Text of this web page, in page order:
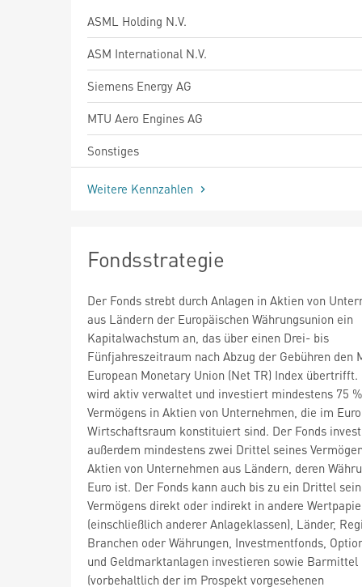
ASML Holding N.V.
ASM International N.V.
Siemens Energy AG
MTU Aero Engines AG
Sonstiges
Weitere Kennzahlen
Fondsstrategie
Der Fonds strebt durch Anlagen in Aktien von
aus Ländern der Europäischen Währungsunion ein
Kapitalwachstum an, das über einen Drei- bis
Fünfjahreszeitraum nach Abzug der Gebühren den
European Monetary Union (Net TR) Index übertrifft.
wird aktiv verwaltet und investiert mindestens 75
Vermögens in Aktien von Unternehmen, die im
Wirtschaftsraum konstituiert sind. Der Fonds
außerdem mindestens zwei Drittel seines
Aktien von Unternehmen aus Ländern, deren
Euro ist. Der Fonds kann auch bis zu ein Drittel
Vermögens direkt oder indirekt in andere
(einschließlich anderer Anlageklassen), Länder,
Branchen oder Währungen, Investmentfonds,
und Geldmarktanlagen investieren sowie Barmittel
(vorbehaltlich der im Prospekt vorgesehenen